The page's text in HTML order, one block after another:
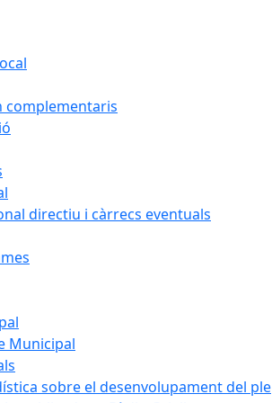
complementaris
directiu i càrrecs eventuals
Municipal
sobre el desenvolupament del ple